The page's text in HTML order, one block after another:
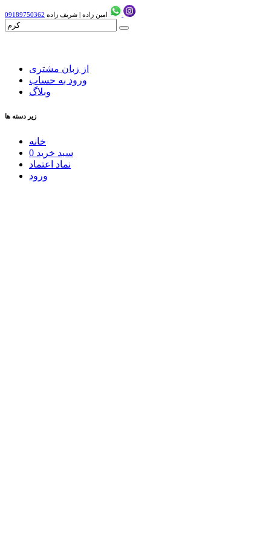
09189750362 امین زاده | شریف زاده
از زبان مشتری
ورود به حساب
وبلاگ
زیر دسته ها
خانه
0 سبد خرید
نماد اعتماد
ورود